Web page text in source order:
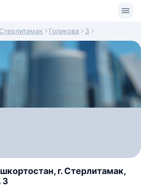
Стерлитамак Голикова 3
г. Стерлитамак,
3